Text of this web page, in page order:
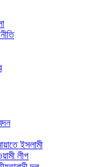
ইসলামী
লীগ